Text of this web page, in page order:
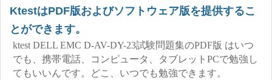
KtestはPDF版およびソフトウェア版を提供するこ
とができます。
ktest DELL EMC D-AV-DY-23試験問題集のPDF版 はいつ
でも、携帯電話、コンピュータ、タブレットPCで勉強し
てもいいんです。どこ、いつでも勉強できます。